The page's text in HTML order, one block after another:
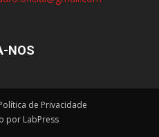
NOS
de Privacidade
por LabPress